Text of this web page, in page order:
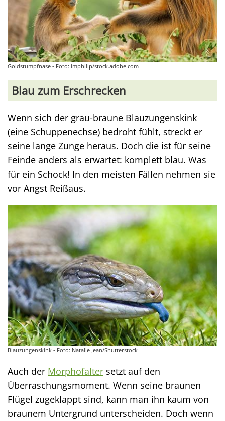
Goldstumpfnase - Foto: imphilip/stock.adobe.com
Blau zum Erschrecken
Wenn sich der grau-braune Blauzungenskink
(eine Schuppenechse) bedroht fühlt, streckt er
seine lange Zunge heraus. Doch die ist für seine
Feinde anders als erwartet: komplett blau. Was
für ein Schock! In den meisten Fällen nehmen sie
vor Angst Reißaus.
Blauzungenskink - Foto: Natalie Jean/Shutterstock
Auch der Morphofalter setzt auf den
Überraschungsmoment. Wenn seine braunen
Flügel zugeklappt sind, kann man ihn kaum von
braunem Untergrund unterscheiden. Doch wenn